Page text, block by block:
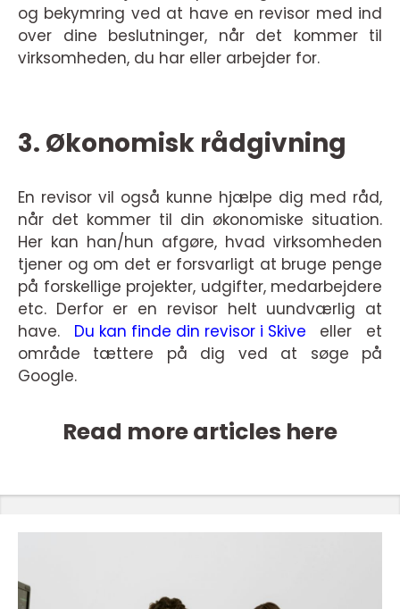
og bekymring ved at have en revisor med ind
over dine beslutninger, når det kommer til
virksomheden, du har eller arbejder for.
3. Økonomisk rådgivning
En revisor vil også kunne hjælpe dig med råd,
når det kommer til din økonomiske situation.
Her kan han/hun afgøre, hvad virksomheden
tjener og om det er forsvarligt at bruge penge
på forskellige projekter, udgifter, medarbejdere
etc. Derfor er en revisor helt uundværlig at
have. Du kan finde din revisor i Skive eller et
område tættere på dig ved at søge på
Google.
Read more articles here